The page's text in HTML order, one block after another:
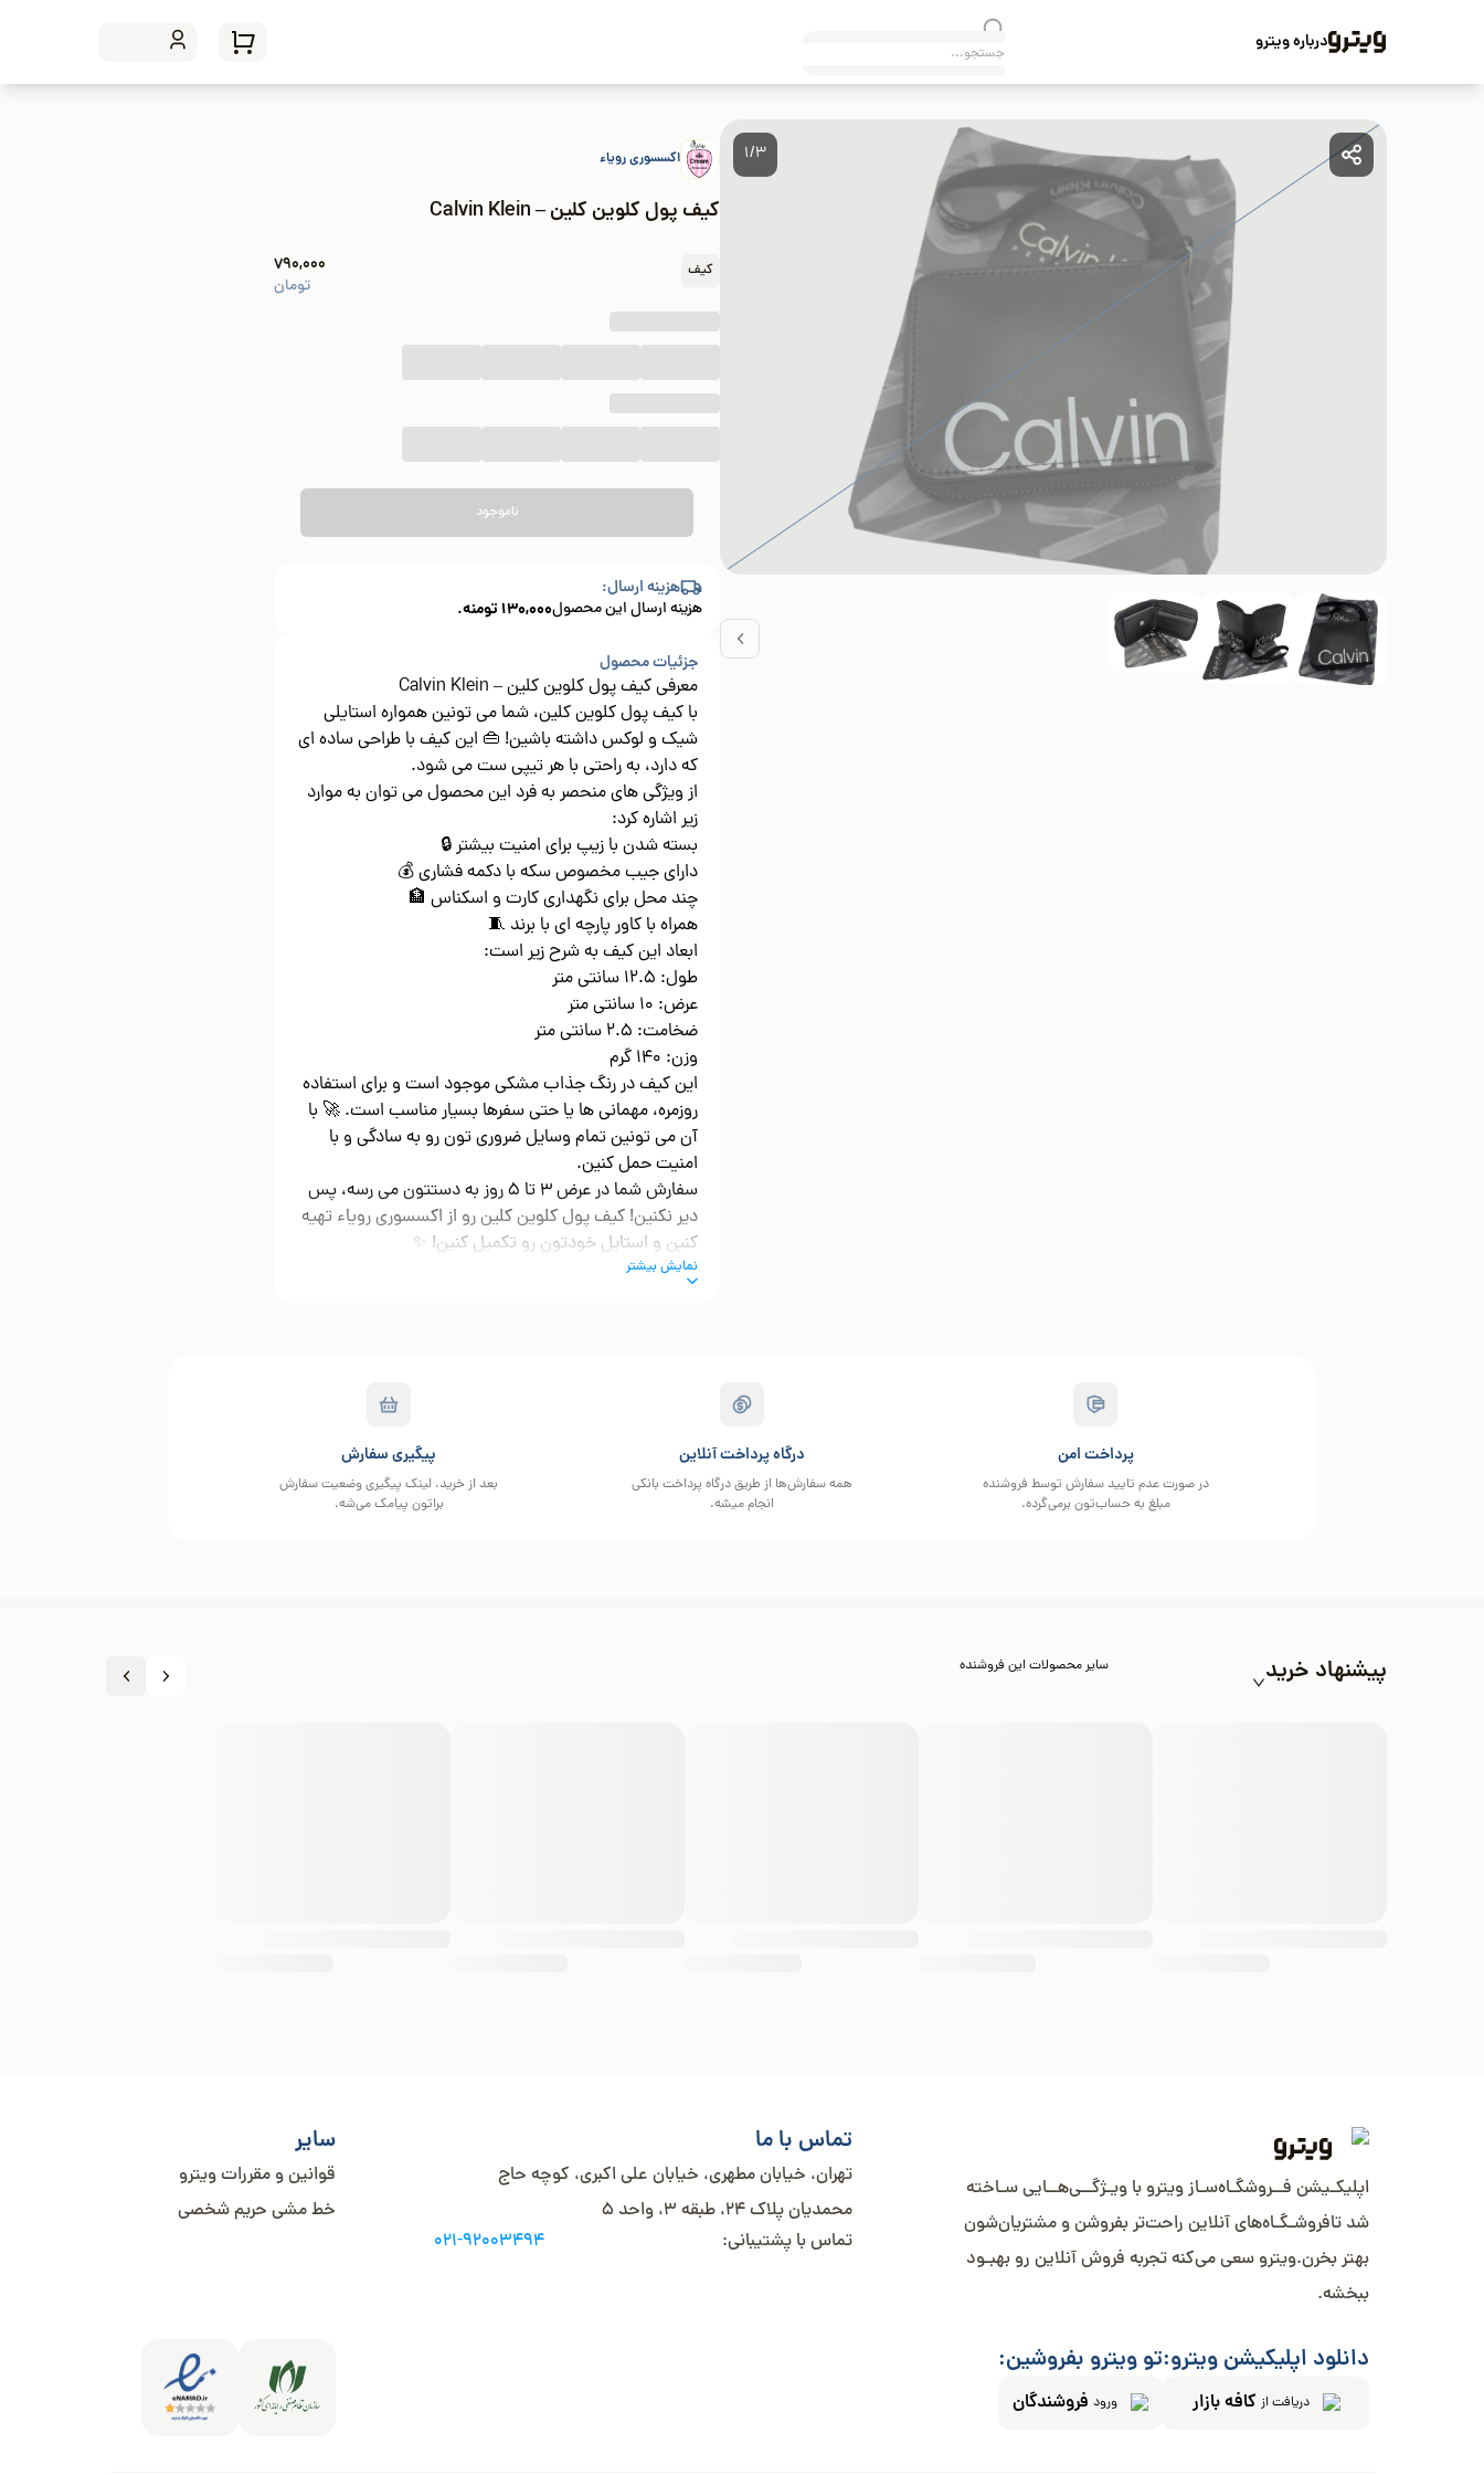
درباره ویترو
1/3 اکسسوری رویاء
کیف پول کلوین کلین – Calvin Klein
کیف 790,000
تومان
ناموجود
هزینه ارسال:
هزینه ارسال این محصول130,000تومنه.
جزئیات محصول
معرفی کیف پول کلوین کلین – Calvin Klein
با کیف پول کلوین کلین، شما می تونین همواره استایلی
شیک و لوکس داشته باشین! 👜 این کیف با طراحی ساده ای
که دارد، به راحتی با هر تیپی ست می شود.
از ویژگی های منحصر به فرد این محصول می توان به موارد
زیر اشاره کرد:
بسته شدن با زیپ برای امنیت بیشتر 🔒
دارای جیب مخصوص سکه با دکمه فشاری 💰
چند محل برای نگهداری کارت و اسکناس 🏦
همراه با کاور پارچه ای با برند 🧵
ابعاد این کیف به شرح زیر است:
طول: 12.5 سانتی متر
عرض: 10 سانتی متر
ضخامت: 2.5 سانتی متر
وزن: 140 گرم
این کیف در رنگ جذاب مشکی موجود است و برای استفاده
روزمره، مهمانی ها یا حتی سفرها بسیار مناسب است. 🚀 با
آن می تونین تمام وسایل ضروری تون رو به سادگی و با
امنیت حمل کنین.
سفارش شما در عرض 3 تا 5 روز به دستتون می رسه، پس
دیر نکنین! کیف پول کلوین کلین رو از اکسسوری رویاء تهیه
کنین و استایل خودتون رو تکمیل کنین! ✨
نمایش بیشتر
پرداخت امن
در صورت عدم تایید سفارش توسط فروشنده
مبلغ به حساب‌تون برمی‌گرده.
درگاه پرداخت آنلاین
همه سفارش‌ها از طریق درگاه پرداخت بانکی
انجام میشه.
پیگیری سفارش
بعد از خرید، لینک پیگیری وضعیت سفارش
براتون پیامک می‌شه.
پیشنهاد خرید سایر محصولات این فروشنده
اپلیکـیشن فــروشگـاه‌سـاز ویترو با ویـژگــی‌هــایی سـاخته
شد تافروشـگـاه‌های آنلاین راحت‌تر بفروشن و مشتریان‌شون
بهتر بخرن.ویترو سعی می‌کنه تجربه فروش آنلاین رو بهبـود
ببخشه.
تماس با ما
تهران، خیابان مطهری، خیابان علی اکبری، کوچه حاج
محمدیان پلاک 24، طبقه 3، واحد 5
تماس با پشتیبانی:
021-92003494
سایر
قوانین و مقررات ویترو
خط مشی حریم شخصی
دانلود اپلیکیشن ویترو:
دریافت از کافه بازار
تو ویترو بفروشین:
ورود فروشندگان